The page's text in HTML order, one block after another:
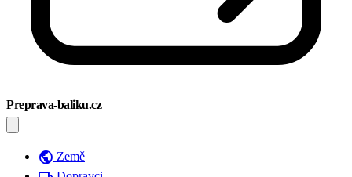
Preprava-baliku.cz
public Země